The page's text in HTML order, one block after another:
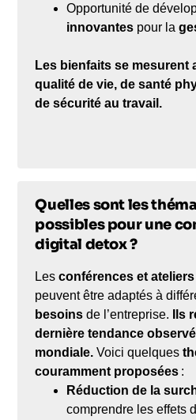
Opportunité de
innovantes pour la
Les bienfaits se mesurent
qualité de vie, de santé
de sécurité au travail.
Quelles sont les
possibles pour une
digital detox ?
Lesconférences et
peuvent être adaptés à
besoins de l’entreprise.
Ils
dernière tendance
mondiale.Voici quelques
couramment proposées :
Réduction de la
comprendre les effets